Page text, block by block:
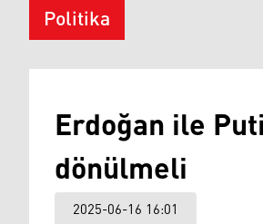
Politika
Erdoğan ile
dönülmeli
2025-06-16 16:01